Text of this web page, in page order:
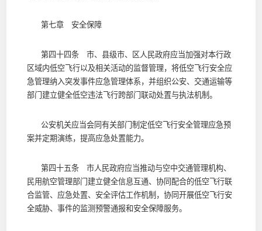
第七章 安全保障
第四十四条 市、县级市、区人民政府应当加强对本行政
区域内低空飞行以及相关活动的监督管理，将低空飞行安全应
急管理纳入突发事件应急管理体系，并组织公安、交通运输等
部门建立健全低空违法飞行跨部门联动处置与执法机制。
公安机关应当会同有关部门制定低空飞行安全管理应急预
案并定期演练，提高应急处置能力。
第四十五条 市人民政府应当推动与空中交通管理机构、
民用航空管理部门建立健全信息互通、协同配合的低空飞行联
合监管、应急处置、安全评估工作机制，协同开展低空飞行安
全威胁、事件的监测预警通报和安全保障服务。